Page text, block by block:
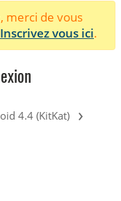
merci de vous
Inscrivez vous ici.
4.4 (KitKat) ›